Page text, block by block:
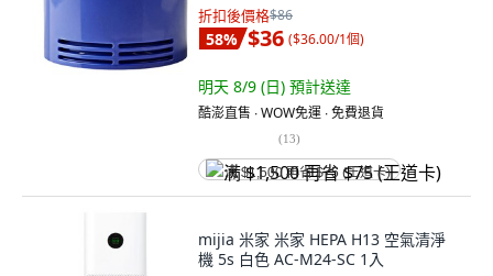
折扣後價格$86
58% $36 ($36.00/1個)
明天 8/9 (日) 預計送達
酷澎直售 ∙ WOW免運 ∙ 免費退貨
(13)
满 $1,500 再省 $75 (王道卡)
mijia 米家 米家 HEPA H13 空氣清淨
機 5s 白色 AC-M24-SC 1入